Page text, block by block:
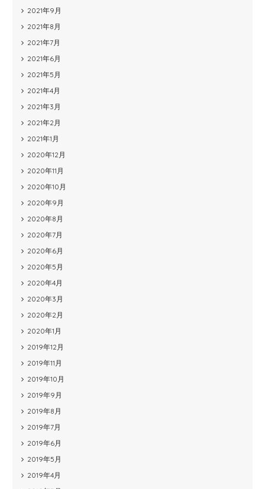
2021年9月
2021年8月
2021年7月
2021年6月
2021年5月
2021年4月
2021年3月
2021年2月
2021年1月
2020年12月
2020年11月
2020年10月
2020年9月
2020年8月
2020年7月
2020年6月
2020年5月
2020年4月
2020年3月
2020年2月
2020年1月
2019年12月
2019年11月
2019年10月
2019年9月
2019年8月
2019年7月
2019年6月
2019年5月
2019年4月